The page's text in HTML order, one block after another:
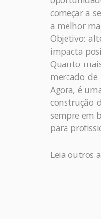
começar a
a melhor
Objetivo:
impacta
Quanto
mercado
Agora, é
construção
sempre em
para
Leia outros